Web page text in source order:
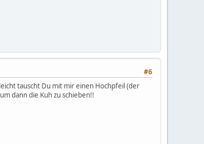
#6
tauscht Du mit mir einen Hochpfeil (der
dann die Kuh zu schieben!!